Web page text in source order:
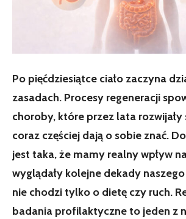
Po pięćdziesiątce ciało zaczyna
zasadach. Procesy regeneracji
choroby, które przez lata rozwijały
coraz częściej dają o sobie znać.
jest taka, że mamy realny wpływ
wyglądały kolejne dekady
nie chodzi tylko o dietę czy ruch.
badania profilaktyczne to jeden z